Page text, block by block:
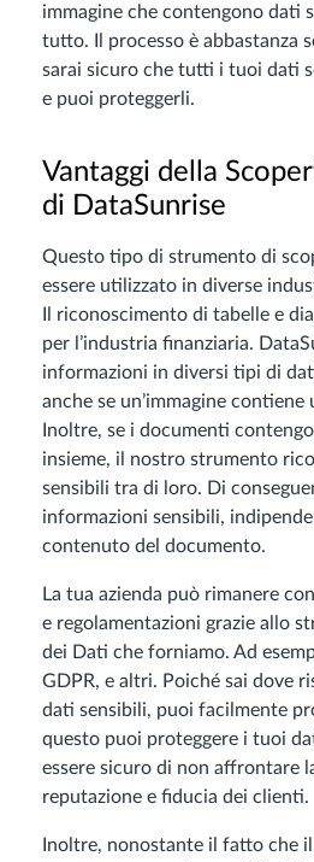
immagine che contengono dati
tutto. Il processo è abbastanza
sarai sicuro che tutti i tuoi dati
e puoi proteggerli.
Vantaggi della
di DataSunrise
Questo tipo di strumento di
essere utilizzato in diverse
Il riconoscimento di tabelle e
per l’industria finanziaria.
informazioni in diversi tipi di
anche se un’immagine contiene
Inoltre, se i documenti
insieme, il nostro strumento
sensibili tra di loro. Di
informazioni sensibili,
contenuto del documento.
La tua azienda può rimanere
e regolamentazioni grazie allo
dei Dati che forniamo. Ad
GDPR, e altri. Poiché sai dove
dati sensibili, puoi facilmente
questo puoi proteggere i tuoi
essere sicuro di non affrontare
reputazione e fiducia dei clienti.
Inoltre, nonostante il fatto che